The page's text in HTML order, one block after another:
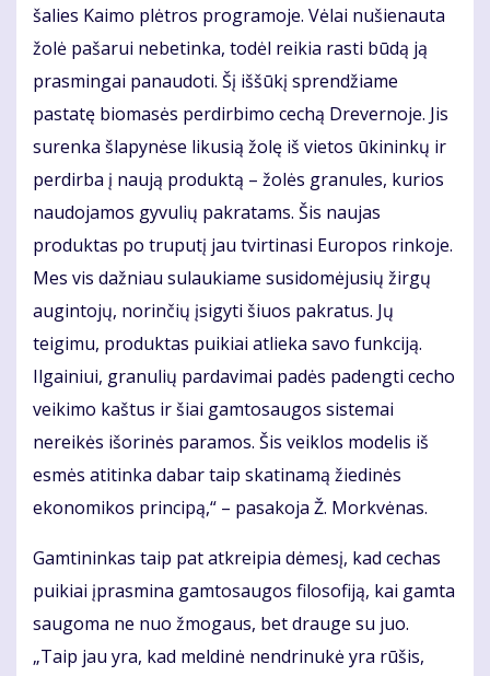
šalies Kaimo plėtros programoje. Vėlai nušienauta
žolė pašarui nebetinka, todėl reikia rasti būdą ją
prasmingai panaudoti. Šį iššūkį sprendžiame
pastatę biomasės perdirbimo cechą Drevernoje. Jis
surenka šlapynėse likusią žolę iš vietos ūkininkų ir
perdirba į naują produktą – žolės granules, kurios
naudojamos gyvulių pakratams. Šis naujas
produktas po truputį jau tvirtinasi Europos rinkoje.
Mes vis dažniau sulaukiame susidomėjusių žirgų
augintojų, norinčių įsigyti šiuos pakratus. Jų
teigimu, produktas puikiai atlieka savo funkciją.
Ilgainiui, granulių pardavimai padės padengti cecho
veikimo kaštus ir šiai gamtosaugos sistemai
nereikės išorinės paramos. Šis veiklos modelis iš
esmės atitinka dabar taip skatinamą žiedinės
ekonomikos principą,“ – pasakoja Ž. Morkvėnas.
Gamtininkas taip pat atkreipia dėmesį, kad cechas
puikiai įprasmina gamtosaugos filosofiją, kai gamta
saugoma ne nuo žmogaus, bet drauge su juo.
„Taip jau yra, kad meldinė nendrinukė yra rūšis,